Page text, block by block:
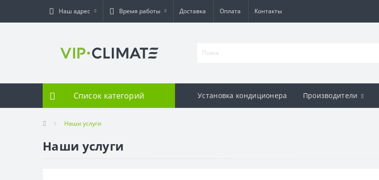
Наш адрес Время работы Доставка Оплата Контакты
Список категорий Установка кондиционера Производители
Наши услуги
Наши услуги